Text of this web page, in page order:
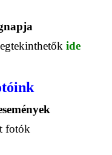
ide
fotók